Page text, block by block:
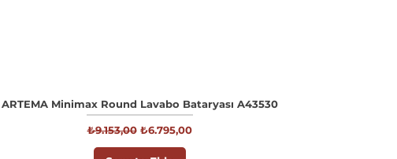
ARTEMA Minimax Round Lavabo Bataryası A43530
Normal Fiyat
₺9.153,00 İndirimli Fiyat
₺6.795,00